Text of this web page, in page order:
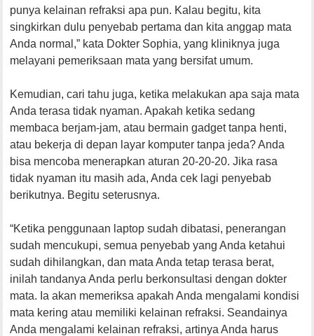
punya kelainan refraksi apa pun. Kalau begitu, kita
singkirkan dulu penyebab pertama dan kita anggap mata
Anda normal,” kata Dokter Sophia, yang kliniknya juga
melayani pemeriksaan mata yang bersifat umum.
Kemudian, cari tahu juga, ketika melakukan apa saja mata
Anda terasa tidak nyaman. Apakah ketika sedang
membaca berjam-jam, atau bermain gadget tanpa henti,
atau bekerja di depan layar komputer tanpa jeda? Anda
bisa mencoba menerapkan aturan 20-20-20. Jika rasa
tidak nyaman itu masih ada, Anda cek lagi penyebab
berikutnya. Begitu seterusnya.
“Ketika penggunaan laptop sudah dibatasi, penerangan
sudah mencukupi, semua penyebab yang Anda ketahui
sudah dihilangkan, dan mata Anda tetap terasa berat,
inilah tandanya Anda perlu berkonsultasi dengan dokter
mata. Ia akan memeriksa apakah Anda mengalami kondisi
mata kering atau memiliki kelainan refraksi. Seandainya
Anda mengalami kelainan refraksi, artinya Anda harus